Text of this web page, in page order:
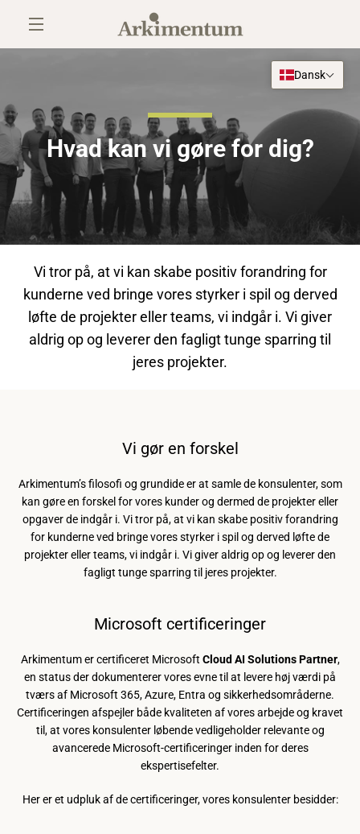
Hvad kan vi gøre for dig?
Vi tror på, at vi kan skabe positiv forandring for
kunderne ved bringe vores styrker i spil og derved
løfte de projekter eller teams, vi indgår i. Vi giver
aldrig op og leverer den fagligt tunge sparring til
jeres projekter.
Vi gør en forskel
Arkimentum’s filosofi og grundide er at samle de konsulenter, som
kan gøre en forskel for vores kunder og dermed de projekter eller
opgaver de indgår i. Vi tror på, at vi kan skabe positiv forandring
for kunderne ved bringe vores styrker i spil og derved løfte de
projekter eller teams, vi indgår i. Vi giver aldrig op og leverer den
fagligt tunge sparring til jeres projekter.
Microsoft certificeringer
Arkimentum er certificeret Microsoft Cloud AI Solutions Partner,
en status der dokumenterer vores evne til at levere høj værdi på
tværs af Microsoft 365, Azure, Entra og sikkerhedsområderne.
Certificeringen afspejler både kvaliteten af vores arbejde og kravet
til, at vores konsulenter løbende vedligeholder relevante og
avancerede Microsoft-certificeringer inden for deres
ekspertisefelter.
Her er et udpluk af de certificeringer, vores konsulenter besidder:
Dansk